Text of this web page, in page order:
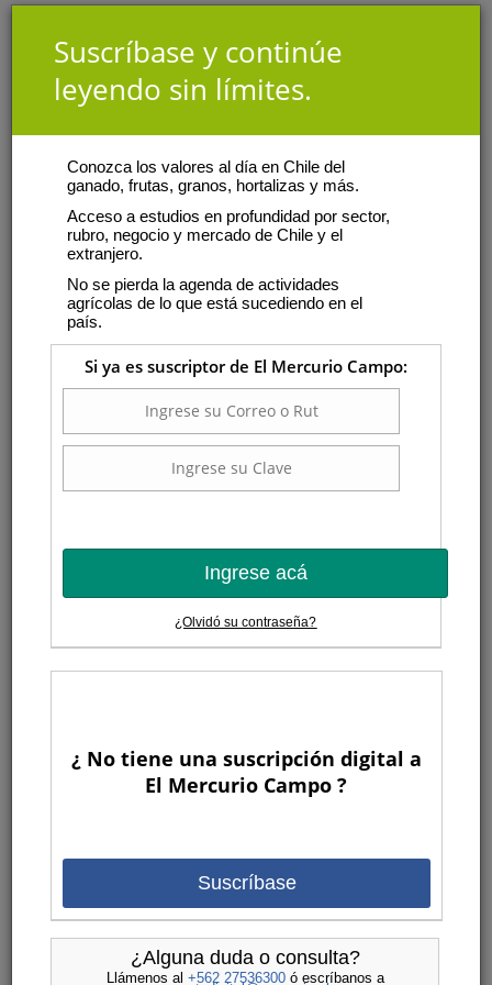
Suscríbase y continúe
leyendo sin límites.
Conozca los valores al día en Chile del
ganado, frutas, granos, hortalizas y más.
Acceso a estudios en profundidad por sector,
rubro, negocio y mercado de Chile y el
extranjero.
No se pierda la agenda de actividades
agrícolas de lo que está sucediendo en el
país.
Si ya es suscriptor de El Mercurio Campo:
Ingrese acá
¿Olvidó su contraseña?
¿ No tiene una suscripción digital a
El Mercurio Campo ?
Suscríbase
¿Alguna duda o consulta?
Llámenos al +562 27536300ó escríbanos a